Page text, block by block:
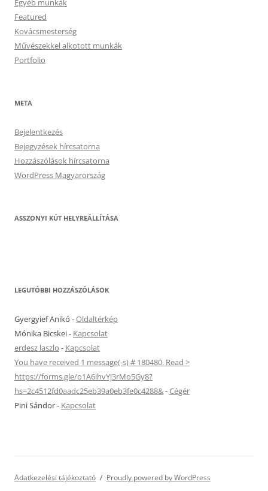
Egyéb munkák
Featured
Kovácsmesterség
Művészekkel alkotott munkák
Portfolio
META
Bejelentkezés
Bejegyzések hírcsatorna
Hozzászólások hírcsatorna
WordPress Magyarország
ASSZONYI KÚT HELYREÁLLÍTÁSA
LEGUTÓBBI HOZZÁSZÓLÁSOK
Gyergyief Anikó -Oldaltérkép
Mónika Bicskei- Kapcsolat
erdesz laszlo - Kapcsolat
You have received 1 message(-s) # 180480. Read >
https://forms.gle/o1A6ihvYj3rMo5Gy8?
hs=2c4512fd0aadc25eb39a0eb3fe0c4288&-Cégér
Pini Sándor- Kapcsolat
Adatkezelési tájékoztató Proudly powered by WordPress